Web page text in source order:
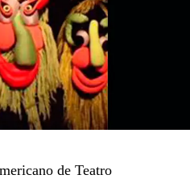
de Teatro